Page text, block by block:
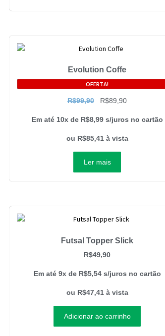
Evolution Coffe
OFERTA!
R$99,90 R$89,90
Em até 10x de R$8,99 s/juros no cartão
ou R$85,41 à vista
Ler mais
Futsal Topper Slick
R$49,90
Em até 9x de R$5,54 s/juros no cartão
ou R$47,41 à vista
Adicionar ao carrinho